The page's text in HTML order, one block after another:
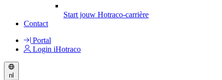
Start jouw Hotraco-carrière
Contact
Portal
Login iHotraco
nl